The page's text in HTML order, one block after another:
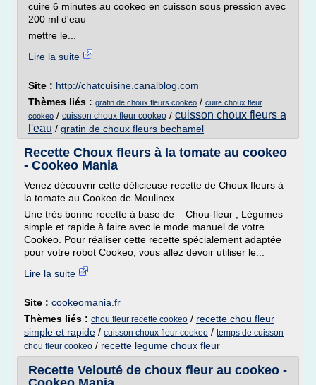
cuire 6 minutes au cookeo en cuisson sous pression avec
200 ml d'eau
mettre le...
Lire la suite
Site : http://chatcuisine.canalblog.com
Thèmes liés : gratin de choux fleurs cookeo / cuire choux fleur
cookeo / cuisson choux fleur cookeo / cuisson choux fleurs a
l'eau / gratin de choux fleurs bechamel
Recette Choux fleurs à la tomate au cookeo
- Cookeo Mania
Venez découvrir cette délicieuse recette de Choux fleurs à
la tomate au Cookeo de Moulinex.
Une très bonne recette à base de Chou-fleur , Légumes
simple et rapide à faire avec le mode manuel de votre
Cookeo. Pour réaliser cette recette spécialement adaptée
pour votre robot Cookeo, vous allez devoir utiliser le...
Lire la suite
Site : cookeomania.fr
Thèmes liés : chou fleur recette cookeo / recette chou fleur
simple et rapide / cuisson choux fleur cookeo / temps de cuisson
chou fleur cookeo / recette legume choux fleur
Recette Velouté de choux fleur au cookeo -